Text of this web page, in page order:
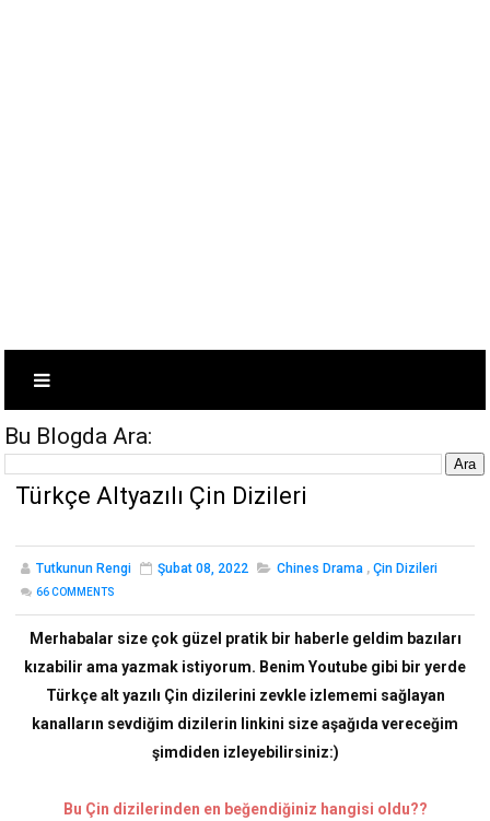
Bu Blogda Ara:
Türkçe Altyazılı Çin Dizileri
Tutkunun Rengi Şubat 08, 2022 Chines Drama , Çin Dizileri
66COMMENTS
Merhabalar size çok güzel pratik bir haberle geldim bazıları
kızabilir ama yazmak istiyorum. Benim Youtube gibi bir yerde
Türkçe alt yazılı Çin dizilerini zevkle izlememi sağlayan
kanalların sevdiğim dizilerin linkini size aşağıda vereceğim
şimdiden izleyebilirsiniz:)
Bu Çin dizilerinden en beğendiğiniz hangisi oldu??